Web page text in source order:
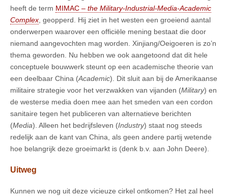
heeft de term MIMAC – the Military-Industrial-Media-Academic
Complex , geopperd. Hij ziet in het westen een groeiend aantal
onderwerpen waarover een officiële mening bestaat die door
niemand aangevochten mag worden. Xinjiang/Oeigoeren is zo’n
thema geworden. Nu hebben we ook aangetoond dat dit hele
conceptuele bouwwerk steunt op een academische theorie van
een deelbaar China (Academic). Dit sluit aan bij de Amerikaanse
militaire strategie voor het verzwakken van vijanden (Military) en
de westerse media doen mee aan het smeden van een cordon
sanitaire tegen het publiceren van alternatieve berichten
(Media). Alleen het bedrijfsleven (Industry) staat nog steeds
redelijk aan de kant van China, als geen andere partij wetende
hoe belangrijk deze groeimarkt is (denk b.v. aan John Deere).
Uitweg
Kunnen we nog uit deze vicieuze cirkel ontkomen? Het zal heel